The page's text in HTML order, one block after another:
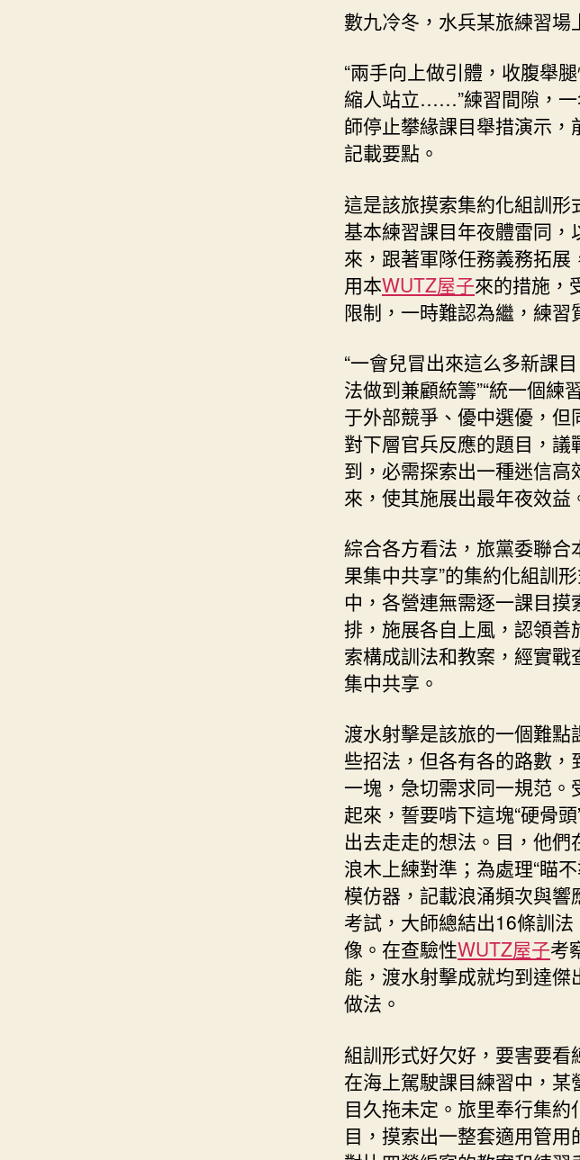
數九冷冬，水兵某旅練習場
“兩手向上做引體，收腹舉
縮人站立……”練習間隙，一
師停止攀緣課目舉措演示
記載要點。
這是該旅摸索集約化組訓
基本練習課目年夜體雷同
來，跟著軍隊任務義務拓
用本WUTZ屋子來的措施，
限制，一時難認為繼，練習
“一會兒冒出來這么多新課
法做到兼顧統籌”“統一個練
于外部競爭、優中選優，
對下層官兵反應的題目，
到，必需探索出一種迷信
來，使其施展出最年夜效益
綜合各方看法，旅黨委聯合
果集中共享”的集約化組訓
中，各營連無需逐一課目
排，施展各自上風，認領善
索構成訓法和教案，經實
集中共享。
渡水射擊是該旅的一個難
些招法，但各有各的路數，
一塊，急切需求同一規范
起來，誓要啃下這塊“硬骨頭
出去走走的想法。目，他
浪木上練對準；為處理“瞄
模仿器，記載浪涌頻次與
考試，大師總結出16條訓
像。在查驗性WUTZ屋子考
能，渡水射擊成就均到達
做法。
組訓形式好欠好，要害要看
在海上駕駛課目練習中，
目久拖未定。旅里奉行集
目，摸索出一整套適用管